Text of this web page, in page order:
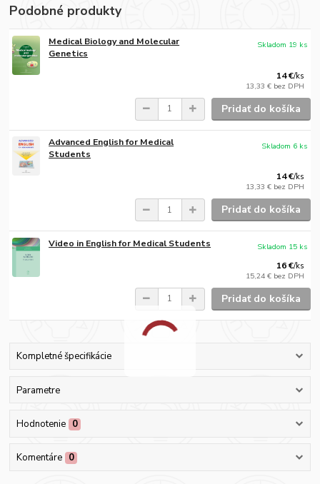
Podobné produkty
Medical Biology and Molecular
Genetics
14 €/ks
13,33 € bez DPH
Skladom 19 ks
Pridať do košíka
Advanced English for Medical
Students
14 €/ks
13,33 € bez DPH
Skladom 6 ks
Pridať do košíka
Video in English for Medical Students
16 €/ks
15,24 € bez DPH
Skladom 15 ks
Pridať do košíka
Kompletné špecifikácie
Parametre
Hodnotenie 0
Komentáre 0